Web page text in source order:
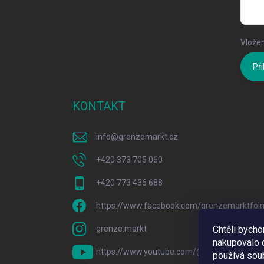
Chtěli
nakupovalo
používá
KONTAKT
info@grenzemarkt.cz
+420 373 705 060
+420 773 436 688
https://www.facebook.com/
grenze.markt
https://www.youtube.com/@GrenzeMarkt